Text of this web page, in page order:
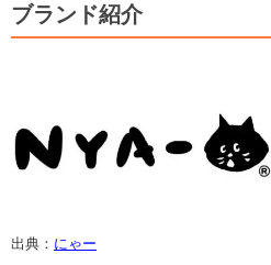
ブランド紹介
出典： にゃー